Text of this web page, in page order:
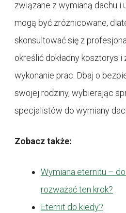
związane z wymianą dachu i
mogą być zróżnicowane,
skonsultować się z
określić dokładny kosztorys
wykonanie prac. Dbaj o
swojej rodziny, wybierając
specjalistów do wymiany
Zobacz także:
Wymiana eternitu –
rozważać ten krok?
Eternit do kiedy?